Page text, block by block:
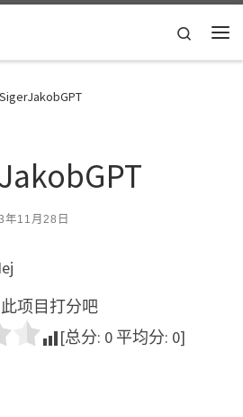
Search
年11月28日
项目打分吧
[总分: 0 平均分: 0]